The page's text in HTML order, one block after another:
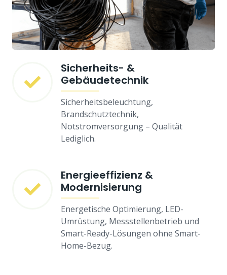
Sicherheits- &
Gebäudetechnik
Sicherheitsbeleuchtung,
Brandschutztechnik,
Notstromversorgung – Qualität
Lediglich.
Energieeffizienz &
Modernisierung
Energetische Optimierung, LED-
Umrüstung, Messstellenbetrieb und
Smart-Ready-Lösungen ohne Smart-
Home-Bezug.